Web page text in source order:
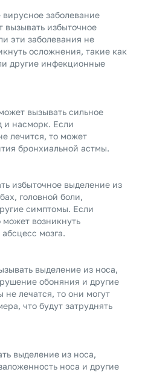
заболевание
вызывать избыточное
эти заболевания не
осложнения, такие как
другие инфекционные
вызывать сильное
и насморк. Если
лечится, то может
бронхиальной астмы.
избыточное выделение из
головной боли,
симптомы. Если
может возникнуть
мозга.
выделение из носа,
обоняния и другие
лечатся, то они могут
что будут затруднять
выделение из носа,
носа и другие